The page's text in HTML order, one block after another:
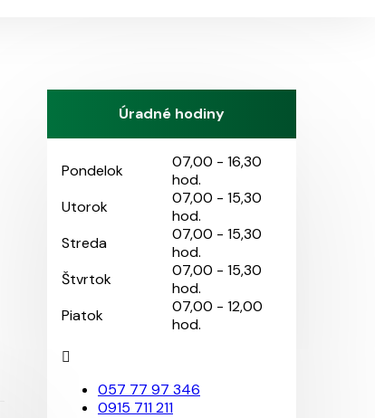
Úradné hodiny
Pondelok
07,00 - 16,30
hod.
Utorok
07,00 - 15,30
hod.
Streda
07,00 - 15,30
hod.
Štvrtok
07,00 - 15,30
hod.
Piatok
07,00 - 12,00
hod.
057 77 97 346
0915 711 211